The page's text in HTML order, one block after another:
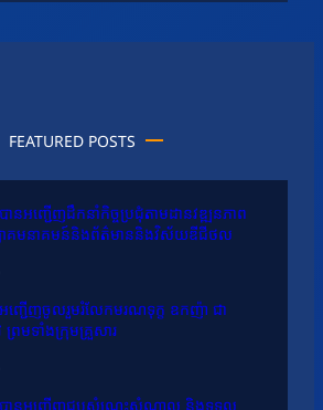
FEATURED POSTS
នអញ្ជើញដឹកនាំកិច្ចប្រជុំតាមដានវឌ្ឍនភាព
ទ្យាគមនាគមន៍និងព័ត៌មាននិងវិស័យឌីជីថល
ញ្ជើញចូលរួមរំលែកមរណទុក្ខ ឧកញ៉ា ជា
រមទាំងក្រុមគ្រួសារ
បានអញ្ជើញជួបសំណេះសំណាល និងទទួល